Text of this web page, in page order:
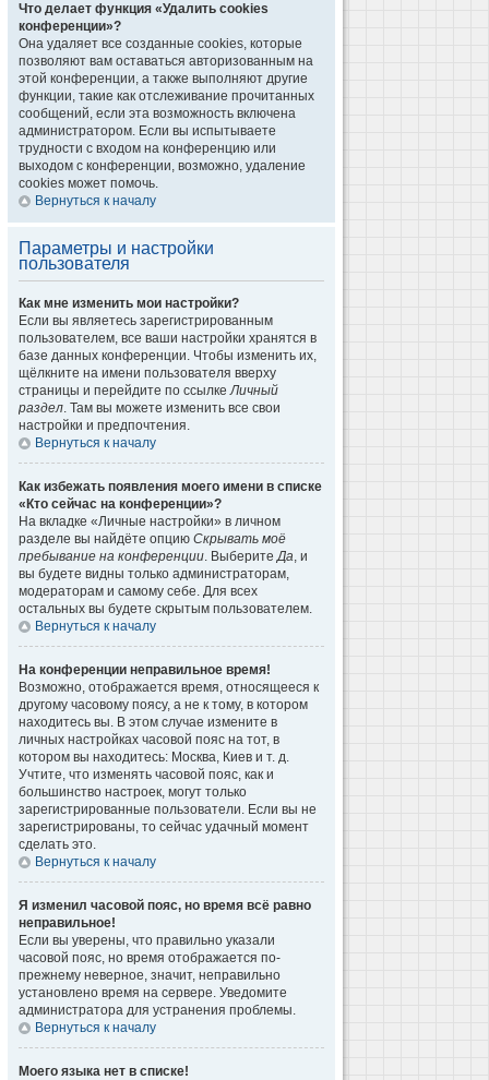
Что делает функция «Удалить cookies
конференции»?
Она удаляет все созданные cookies, которые
позволяют вам оставаться авторизованным на
этой конференции, а также выполняют другие
функции, такие как отслеживание прочитанных
сообщений, если эта возможность включена
администратором. Если вы испытываете
трудности с входом на конференцию или
выходом с конференции, возможно, удаление
cookies может помочь.
Вернуться к началу
Параметры и настройки
пользователя
Как мне изменить мои настройки?
Если вы являетесь зарегистрированным
пользователем, все ваши настройки хранятся в
базе данных конференции. Чтобы изменить их,
щёлкните на имени пользователя вверху
страницы и перейдите по ссылкеЛичный
раздел. Там вы можете изменить все свои
настройки и предпочтения.
Вернуться к началу
Как избежать появления моего имени в списке
«Кто сейчас на конференции»?
На вкладке «Личные настройки» в личном
разделе вы найдёте опцию Скрывать моё
пребывание на конференции. ВыберитеДа, и
вы будете видны только администраторам,
модераторам и самому себе. Для всех
остальных вы будете скрытым пользователем.
Вернуться к началу
На конференции неправильное время!
Возможно, отображается время, относящееся к
другому часовому поясу, а не к тому, в котором
находитесь вы. В этом случае измените в
личных настройках часовой пояс на тот, в
котором вы находитесь: Москва, Киев и т. д.
Учтите, что изменять часовой пояс, как и
большинство настроек, могут только
зарегистрированные пользователи. Если вы не
зарегистрированы, то сейчас удачный момент
сделать это.
Вернуться к началу
Я изменил часовой пояс, но время всё равно
неправильное!
Если вы уверены, что правильно указали
часовой пояс, но время отображается по-
прежнему неверное, значит, неправильно
установлено время на сервере. Уведомите
администратора для устранения проблемы.
Вернуться к началу
Моего языка нет в списке!